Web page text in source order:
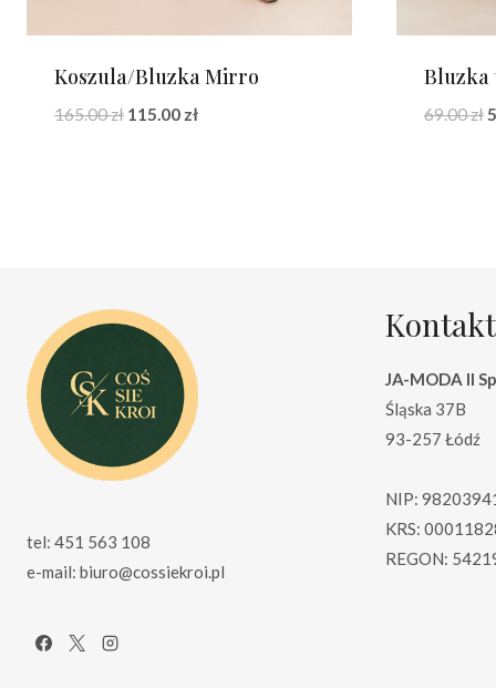
Koszula/Bluzka Mirro
165.00zł Pierwotna
115.00 złAktualna
Bluzka
69.00zł
tel: 451 563 108
e-mail: biuro@cossiekroi.pl
Kontakt
JA-MODA II
Śląska 37B
93-257 Łódź
NIP:
KRS:
REGON: